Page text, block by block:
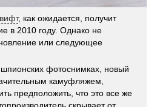
, как ожидается, получит
в 2010 году. Однако не
или следующее
фотоснимках, новый
камуфляжем,
предположить, что это все же
скрывает от